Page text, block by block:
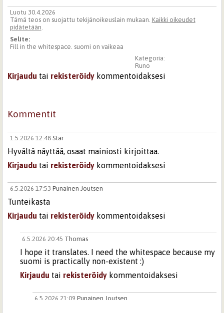
Luotu 30.4.2026
Tämä teos on suojattu tekijänoikeuslain mukaan. Kaikki oikeudet
pidätetään.
Selite:
Fill in the whitespace. suomi on vaikeaa
Kategoria:
Runo
Kirjaudu tai rekisteröidy kommentoidaksesi
Kommentit
1.5.2026 12:48 Star
Hyvältä näyttää, osaat mainiosti kirjoittaa.
Kirjaudu tai rekisteröidy kommentoidaksesi
6.5.2026 17:53 Punainen Joutsen
Tunteikasta
Kirjaudu tai rekisteröidy kommentoidaksesi
6.5.2026 20:45 Thomas
I hope it translates. I need the whitespace because my
suomi is practically non-existent :)
Kirjaudu tai rekisteröidy kommentoidaksesi
6.5.2026 21:09Punainen Joutsen